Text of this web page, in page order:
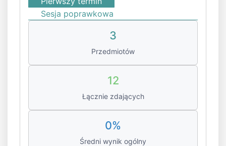
Sesja poprawkowa
3
Przedmiotów
12
Łącznie zdających
0%
Średni wynik ogólny